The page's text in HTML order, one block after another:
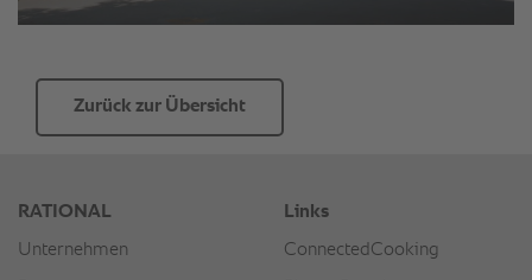
Zurück zur Übersicht